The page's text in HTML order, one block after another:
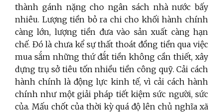
thành gánh nặng cho ngân sách nhà nước bấy
nhiêu. Lượng tiền bỏ ra chi cho khối hành chính
càng lớn, lượng tiền đưa vào sản xuất càng hạn
chế. Đó là chưa kể sự thất thoát đồng tiền qua việc
mua sắm những thứ đắt tiền không cần thiết, xây
dựng trụ sở tiêu tốn nhiều tiền công quỹ. Cải cách
hành chính là động lực kinh tế, vì cải cách hành
chính như một giải pháp tiết kiệm sức người, sức
của. Mấu chốt của thời kỳ quá độ lên chủ nghĩa xã